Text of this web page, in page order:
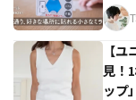
【
見！
ップ」